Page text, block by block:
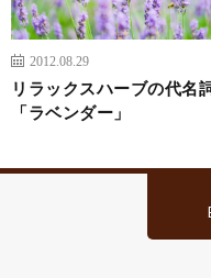
2012.08.29
リラックスハーブの代名
「ラベンダー」